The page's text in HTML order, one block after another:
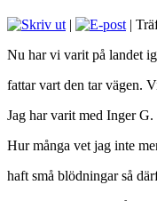
|
|
Nu har vi varit på landet
fattar vart den tar vägen.
Jag har varit med Inger
Hur många vet jag inte
haft små blödningar så